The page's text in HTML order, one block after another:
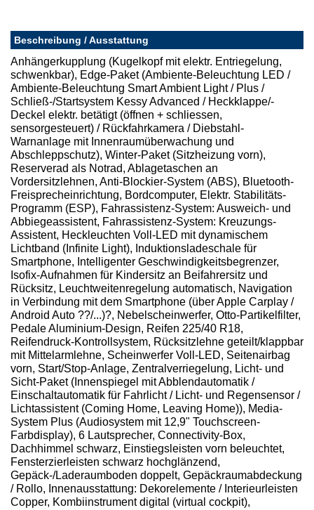
Beschreibung / Ausstattung
Anhängerkupplung (Kugelkopf mit elektr. Entriegelung,
schwenkbar), Edge-Paket (Ambiente-Beleuchtung LED /
Ambiente-Beleuchtung Smart Ambient Light / Plus /
Schließ-/Startsystem Kessy Advanced / Heckklappe/-
Deckel elektr. betätigt (öffnen + schliessen,
sensorgesteuert) / Rückfahrkamera / Diebstahl-
Warnanlage mit Innenraumüberwachung und
Abschleppschutz), Winter-Paket (Sitzheizung vorn),
Reserverad als Notrad, Ablagetaschen an
Vordersitzlehnen, Anti-Blockier-System (ABS), Bluetooth-
Freisprecheinrichtung, Bordcomputer, Elektr. Stabilitäts-
Programm (ESP), Fahrassistenz-System: Ausweich- und
Abbiegeassistent, Fahrassistenz-System: Kreuzungs-
Assistent, Heckleuchten Voll-LED mit dynamischem
Lichtband (Infinite Light), Induktionsladeschale für
Smartphone, Intelligenter Geschwindigkeitsbegrenzer,
Isofix-Aufnahmen für Kindersitz an Beifahrersitz und
Rücksitz, Leuchtweitenregelung automatisch, Navigation
in Verbindung mit dem Smartphone (über Apple Carplay /
Android Auto ??/...)?, Nebelscheinwerfer, Otto-Partikelfilter,
Pedale Aluminium-Design, Reifen 225/40 R18,
Reifendruck-Kontrollsystem, Rücksitzlehne geteilt/klappbar
mit Mittelarmlehne, Scheinwerfer Voll-LED, Seitenairbag
vorn, Start/Stop-Anlage, Zentralverriegelung, Licht- und
Sicht-Paket (Innenspiegel mit Abblendautomatik /
Einschaltautomatik für Fahrlicht / Licht- und Regensensor /
Lichtassistent (Coming Home, Leaving Home)), Media-
System Plus (Audiosystem mit 12,9" Touchscreen-
Farbdisplay), 6 Lautsprecher, Connectivity-Box,
Dachhimmel schwarz, Einstiegsleisten vorn beleuchtet,
Fensterzierleisten schwarz hochglänzend,
Gepäck-/Laderaumboden doppelt, Gepäckraumabdeckung
/ Rollo, Innenausstattung: Dekorelemente / Interieurleisten
Copper, Kombiinstrument digital (virtual cockpit),